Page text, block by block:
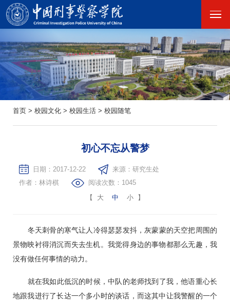
首页 > 校园文化 > 校园生活 > 校园随笔
初心不忘从警梦
日期：2017-12-22
来源：研究生处
作者：林诗棋
阅读次数： 1045
【
大 中 小 】
冬天刺骨的寒气让人冷得瑟瑟发抖，灰蒙蒙的天空把周围的
景物映衬得消沉而失去生机。我觉得身边的事物都那么无趣，我
没有做任何事情的动力。
就在我如此低沉的时候，中队的老师找到了我，他语重心长
地跟我进行了长达一个多小时的谈话，而这其中让我警醒的一个